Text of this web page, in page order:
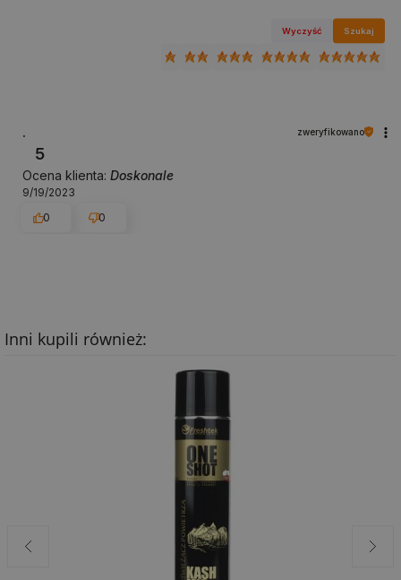
Wyczyść Szukaj
. zweryfikowano
5
Ocena klienta: Doskonale
9/19/2023
0
0
Inni kupili również: